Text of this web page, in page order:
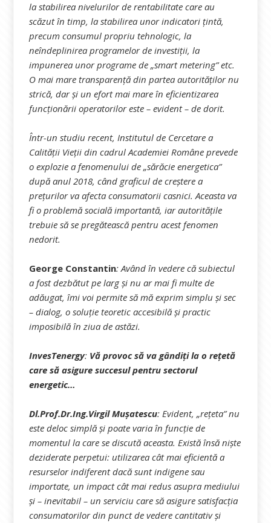
la stabilirea nivelurilor de rentabilitate care au
scăzut în timp, la stabilirea unor indicatori țintă,
precum consumul propriu tehnologic, la
neîndeplinirea programelor de investiții, la
impunerea unor programe de „smart metering” etc.
O mai mare transparență din partea autorităților nu
strică, dar și un efort mai mare în eficientizarea
funcționării operatorilor este – evident – de dorit.
Într-un studiu recent, Institutul de Cercetare a
Calității Vieții din cadrul Academiei Române prevede
o explozie a fenomenului de „sărăcie energetica”
după anul 2018, când graficul de creștere a
prețurilor va afecta consumatorii casnici. Aceasta va
fi o problemă socială importantă, iar autoritățile
trebuie să se pregătească pentru acest fenomen
nedorit.
George Constantin:Având în vedere că subiectul
a fost dezbătut pe larg și nu ar mai fi multe de
adăugat, îmi voi permite să mă exprim simplu și sec
– dialog, o soluție teoretic accesibilă și practic
imposibilă în ziua de astăzi.
InvesTenergy: Vă provoc să va gândiți la o rețetă
care să asigure succesul pentru sectorul
energetic…
Dl.Prof.Dr.Ing.Virgil Mușatescu: Evident, „rețeta” nu
este deloc simplă și poate varia în funcție de
momentul la care se discută aceasta. Există însă niște
deziderate perpetui: utilizarea cât mai eficientă a
resurselor indiferent dacă sunt indigene sau
importate, un impact cât mai redus asupra mediului
și – inevitabil – un serviciu care să asigure satisfacția
consumatorilor din punct de vedere cantitativ și